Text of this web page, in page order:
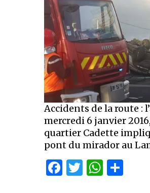
Accidents de la route :
mercredi 6 janvier
quartier Cadette
pont du mirador au
Facebook
Twitter